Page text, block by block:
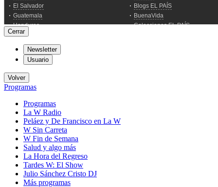
Cerrar
Newsletter
Usuario
Volver
Programas
Programas
La W Radio
Peláez y De Francisco en La W
W Sin Carreta
W Fin de Semana
Salud y algo más
La Hora del Regreso
Tardes W: El Show
Julio Sánchez Cristo DJ
Más programas